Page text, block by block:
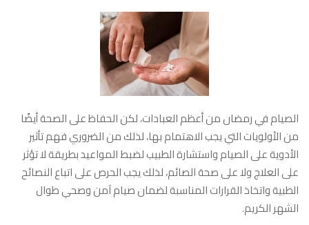
الصيام في رمضان من أعظم العبادات، لكن الحفاظ على الصحة أيضًا
من الأولويات التي يجب الاهتمام بها، لذلك من الضروري فهم تأثير
الأدوية على الصيام واستشارة الطبيب لضبط المواعيد بطريقة لا تؤثر
على العلاج ولا على صحة الصائم، لذلك يجب الحرص على اتباع النصائح
الطبية واتخاذ القرارات المناسبة لضمان صيام آمن وصحي طوال
الشهر الكريم.